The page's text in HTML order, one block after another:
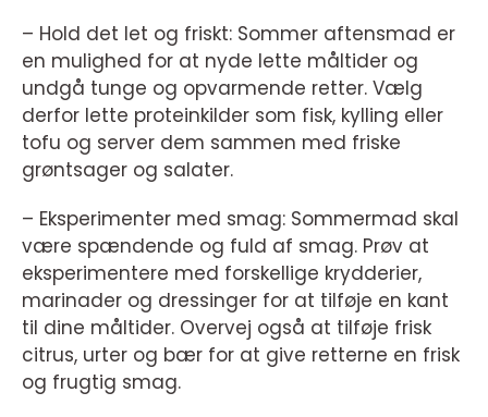
– Hold det let og friskt: Sommer aftensmad er
en mulighed for at nyde lette måltider og
undgå tunge og opvarmende retter. Vælg
derfor lette proteinkilder som fisk, kylling eller
tofu og server dem sammen med friske
grøntsager og salater.
– Eksperimenter med smag: Sommermad skal
være spændende og fuld af smag. Prøv at
eksperimentere med forskellige krydderier,
marinader og dressinger for at tilføje en kant
til dine måltider. Overvej også at tilføje frisk
citrus, urter og bær for at give retterne en frisk
og frugtig smag.